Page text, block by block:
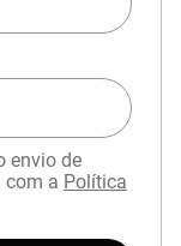
envio de
com a Política